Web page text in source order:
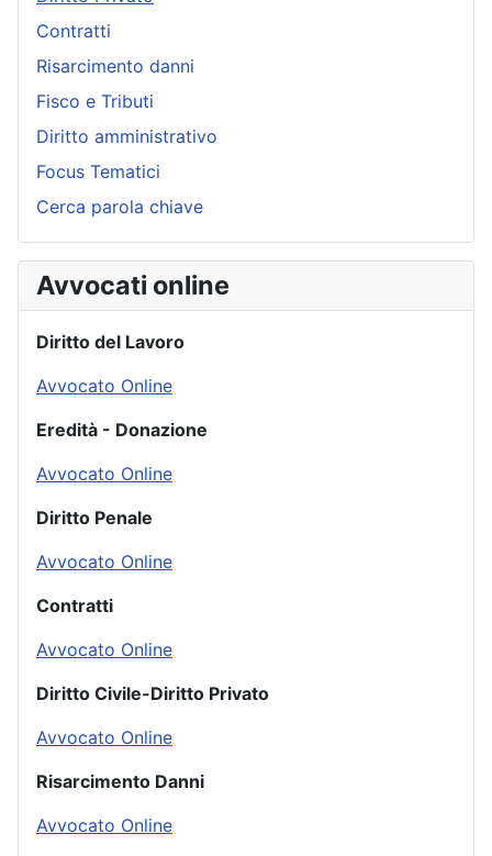
Contratti
Risarcimento danni
Fisco e Tributi
Diritto amministrativo
Focus Tematici
Cerca parola chiave
Avvocati online
Diritto del Lavoro
Avvocato Online
Eredità - Donazione
Avvocato Online
Diritto Penale
Avvocato Online
Contratti
Avvocato Online
Diritto Civile-Diritto Privato
Avvocato Online
Risarcimento Danni
Avvocato Online